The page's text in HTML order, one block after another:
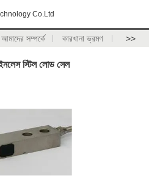
Co.Ltd
আমাদের সম্পর্কে কারখানা ভ্রমণ >>
স্টিল লোড সেল